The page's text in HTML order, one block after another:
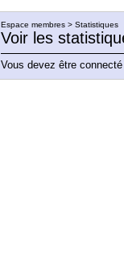
Espace membres > Statistiques
Voir les
Vous devez être